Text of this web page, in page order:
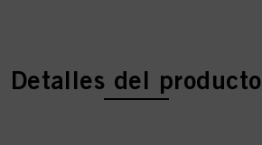
current tab:
current tab:
Detalles del producto